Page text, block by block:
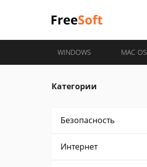
WINDOWS MAC OS
Категории
Безопасность
Интернет